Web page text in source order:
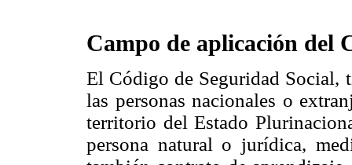
Campo de aplicación del
El Código de Seguridad Social,
las personas nacionales o
territorio del Estado
persona natural o jurídica,